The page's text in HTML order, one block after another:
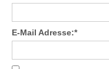
E-Mail Adresse:*